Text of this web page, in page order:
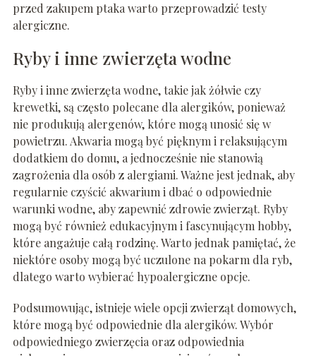
przed zakupem ptaka warto przeprowadzić testy
alergiczne.
Ryby i inne zwierzęta wodne
Ryby i inne zwierzęta wodne, takie jak żółwie czy
krewetki, są często polecane dla alergików, ponieważ
nie produkują alergenów, które mogą unosić się w
powietrzu. Akwaria mogą być pięknym i relaksującym
dodatkiem do domu, a jednocześnie nie stanowią
zagrożenia dla osób z alergiami. Ważne jest jednak, aby
regularnie czyścić akwarium i dbać o odpowiednie
warunki wodne, aby zapewnić zdrowie zwierząt. Ryby
mogą być również edukacyjnym i fascynującym hobby,
które angażuje całą rodzinę. Warto jednak pamiętać, że
niektóre osoby mogą być uczulone na pokarm dla ryb,
dlatego warto wybierać hypoalergiczne opcje.
Podsumowując, istnieje wiele opcji zwierząt domowych,
które mogą być odpowiednie dla alergików. Wybór
odpowiedniego zwierzęcia oraz odpowiednia